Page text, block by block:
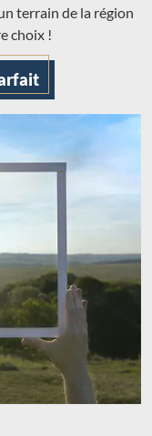
terrain de la région
choix !